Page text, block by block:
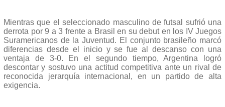
Mientras que el seleccionado masculino de futsal sufrió una
derrota por 9 a 3 frente a Brasil en su debut en los IV Juegos
Suramericanos de la Juventud. El conjunto brasileño marcó
diferencias desde el inicio y se fue al descanso con una
ventaja de 3-0. En el segundo tiempo, Argentina logró
descontar y sostuvo una actitud competitiva ante un rival de
reconocida jerarquía internacional, en un partido de alta
exigencia.